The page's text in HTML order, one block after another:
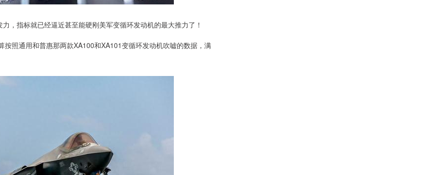
，指标就已经逼近甚至能硬刚美军变循环发动机的最大推力了！
照通用和普惠那两款XA100和XA101变循环发动机吹嘘的数据，满